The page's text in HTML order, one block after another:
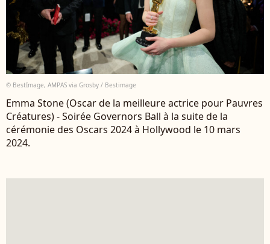
© BestImage, AMPAS via Grosby / Bestimage
Emma Stone (Oscar de la meilleure actrice pour Pauvres
Créatures) - Soirée Governors Ball à la suite de la
cérémonie des Oscars 2024 à Hollywood le 10 mars
2024.